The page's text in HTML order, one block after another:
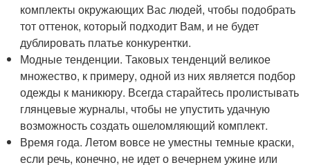
комплекты окружающих Вас людей, чтобы подобрать
тот оттенок, который подходит Вам, и не будет
дублировать платье конкурентки.
Модные тенденции. Таковых тенденций великое
множество, к примеру, одной из них является подбор
одежды к маникюру. Всегда старайтесь пролистывать
глянцевые журналы, чтобы не упустить удачную
возможность создать ошеломляющий комплект.
Время года. Летом вовсе не уместны темные краски,
если речь, конечно, не идет о вечернем ужине или